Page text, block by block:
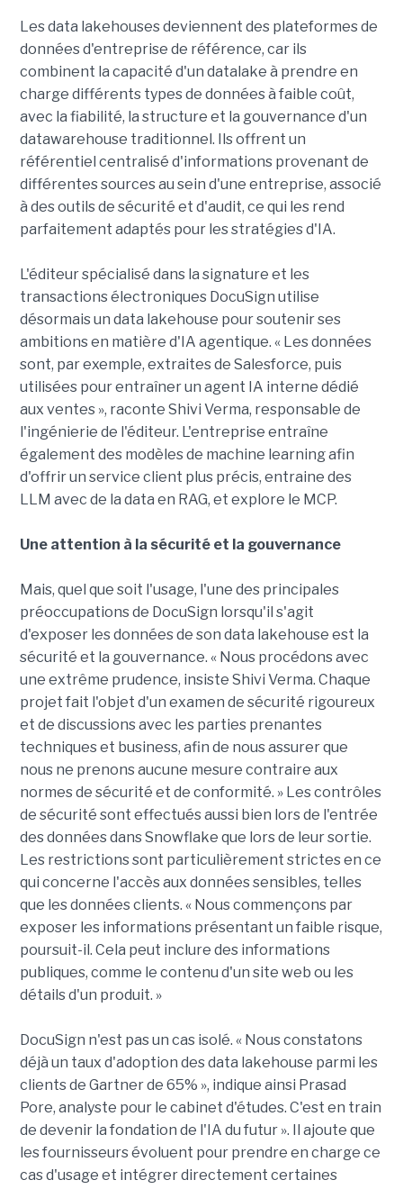
Les data lakehouses deviennent des plateformes de
données d'entreprise de référence, car ils
combinent la capacité d'un datalake à prendre en
charge différents types de données à faible coût,
avec la fiabilité, la structure et la gouvernance d'un
datawarehouse traditionnel. Ils offrent un
référentiel centralisé d'informations provenant de
différentes sources au sein d'une entreprise, associé
à des outils de sécurité et d'audit, ce qui les rend
parfaitement adaptés pour les stratégies d'IA.
L'éditeur spécialisé dans la signature et les
transactions électroniques DocuSign utilise
désormais un data lakehouse pour soutenir ses
ambitions en matière d'IA agentique. « Les données
sont, par exemple, extraites de Salesforce, puis
utilisées pour entraîner un agent IA interne dédié
aux ventes », raconte Shivi Verma, responsable de
l'ingénierie de l'éditeur. L'entreprise entraîne
également des modèles de machine learning afin
d'offrir un service client plus précis, entraine des
LLM avec de la data en RAG, et explore le MCP.
Une attention à la sécurité et la gouvernance
Mais, quel que soit l'usage, l'une des principales
préoccupations de DocuSign lorsqu'il s'agit
d'exposer les données de son data lakehouse est la
sécurité et la gouvernance. « Nous procédons avec
une extrême prudence, insiste Shivi Verma. Chaque
projet fait l'objet d'un examen de sécurité rigoureux
et de discussions avec les parties prenantes
techniques et business, afin de nous assurer que
nous ne prenons aucune mesure contraire aux
normes de sécurité et de conformité. » Les contrôles
de sécurité sont effectués aussi bien lors de l'entrée
des données dans Snowflake que lors de leur sortie.
Les restrictions sont particulièrement strictes en ce
qui concerne l'accès aux données sensibles, telles
que les données clients. « Nous commençons par
exposer les informations présentant un faible risque,
poursuit-il. Cela peut inclure des informations
publiques, comme le contenu d'un site web ou les
détails d'un produit. »
DocuSign n'est pas un cas isolé. « Nous constatons
déjà un taux d'adoption des data lakehouse parmi les
clients de Gartner de 65% », indique ainsi Prasad
Pore, analyste pour le cabinet d'études. C'est en train
de devenir la fondation de l'IA du futur ». Il ajoute que
les fournisseurs évoluent pour prendre en charge ce
cas d'usage et intégrer directement certaines